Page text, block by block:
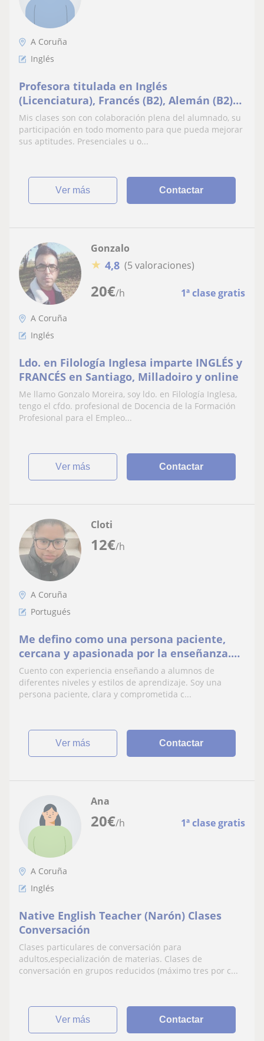
A Coruña
Inglés
Profesora titulada en Inglés
(Licenciatura), Francés (B2), Alemán (B2)
Galligo (C2) imparte clases presenciales u
online.
Mis clases son con colaboración plena del alumnado, su
participación en todo momento para que pueda mejorar
sus aptitudes. Presenciales u o...
ver más Contactar
20€/h 1ª clase gratis
Gonzalo
★ 4,8 (5 valoraciones)
A Coruña
Inglés
Ldo. en Filología Inglesa imparte INGLÉS y
FRANCÉS en Santiago, Milladoiro y online
Me llamo Gonzalo Moreira, soy ldo. en Filología Inglesa,
tengo el cfdo. profesional de Docencia de la Formación
Profesional para el Empleo...
ver más Contactar
12€/h
Cloti
A Coruña
Portugués
Me defino como una persona paciente,
cercana y apasionada por la enseñanza.
Me gusta adaptar cada clase a las
necesidades.
Cuento con experiencia enseñando a alumnos de
diferentes niveles y estilos de aprendizaje. Soy una
persona paciente, clara y comprometida c...
ver más Contactar
20€/h 1ª clase gratis
Ana
A Coruña
Inglés
Native English Teacher (Narón) Clases
Conversación
Clases particulares de conversación para
adultos,especialización de materias. Clases de
conversación en grupos reducidos (máximo tres por c...
ver más Contactar